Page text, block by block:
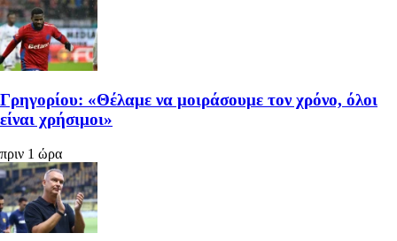
Γρηγορίου: «Θέλαμε να μοιράσουμε τον χρόνο, όλοι
είναι χρήσιμοι»
πριν 1 ώρα